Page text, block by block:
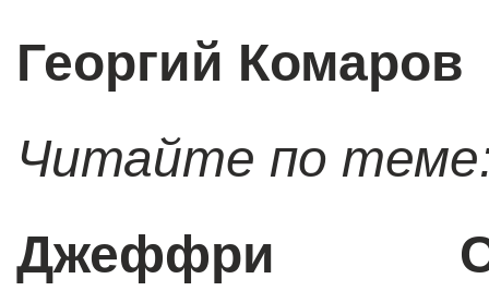
Георгий Комаров
Читайте по
Джеффри